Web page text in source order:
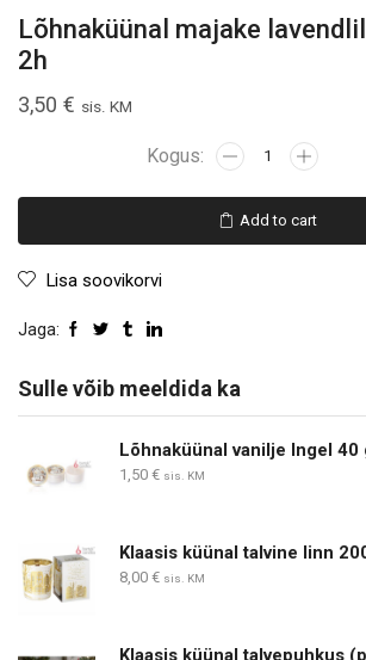
Lõhnaküünal majake
2h
3,50 € sis. KM
Add to cart
Lisa soovikorvi
Jaga:
Sulle võib meeldida ka
Lõhnaküünal vanilje Ingel 40
1,50 € sis. KM
Klaasis küünal talvine linn
8,00 € sis. KM